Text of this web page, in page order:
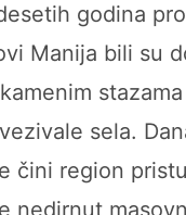
godina
Manija bili su
sela.
čini region
nedirnut